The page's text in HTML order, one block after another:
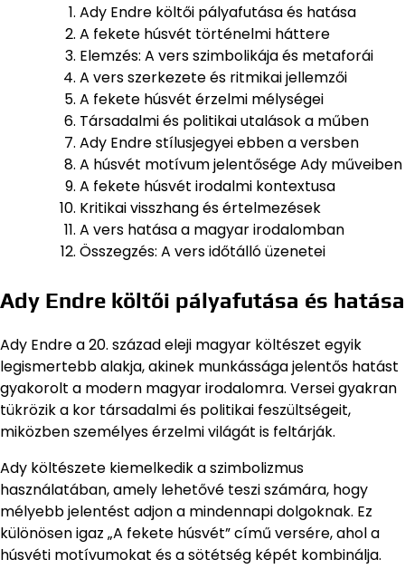
Ady Endre költői pályafutása és hatása
A fekete húsvét történelmi háttere
Elemzés: A vers szimbolikája és metaforái
A vers szerkezete és ritmikai jellemzői
A fekete húsvét érzelmi mélységei
Társadalmi és politikai utalások a műben
Ady Endre stílusjegyei ebben a versben
A húsvét motívum jelentősége Ady műveiben
A fekete húsvét irodalmi kontextusa
Kritikai visszhang és értelmezések
A vers hatása a magyar irodalomban
Összegzés: A vers időtálló üzenetei
Ady Endre költői pályafutása és hatása
Ady Endre a 20. század eleji magyar költészet egyik
legismertebb alakja, akinek munkássága jelentős hatást
gyakorolt a modern magyar irodalomra. Versei gyakran
tükrözik a kor társadalmi és politikai feszültségeit,
miközben személyes érzelmi világát is feltárják.
Ady költészete kiemelkedik a szimbolizmus
használatában, amely lehetővé teszi számára, hogy
mélyebb jelentést adjon a mindennapi dolgoknak. Ez
különösen igaz „A fekete húsvét” című versére, ahol a
húsvéti motívumokat és a sötétség képét kombinálja.